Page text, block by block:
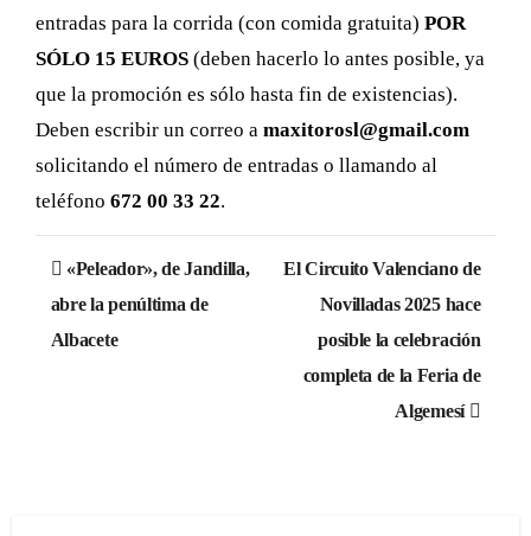
entradas para la corrida (con comida gratuita) POR
SÓLO 15 EUROS(deben hacerlo lo antes posible, ya
que la promoción es sólo hasta fin de existencias).
Deben escribir un correo a maxitorosl@gmail.com
solicitando el número de entradas o llamando al
teléfono 672 00 33 22.
Navegación
de
entradas
«Peleador», de Jandilla,
abre la penúltima de
Albacete
El Circuito Valenciano de
Novilladas 2025 hace
posible la celebración
completa de la Feria de
Algemesí